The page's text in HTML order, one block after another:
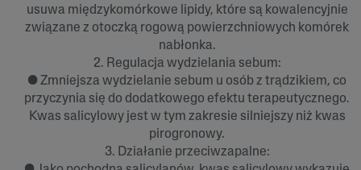
usuwa międzykomórkowe lipidy, które są kowalencyjnie
związane z otoczką rogową powierzchniowych komórek
nabłonka.
2. Regulacja wydzielania sebum:
● Zmniejsza wydzielanie sebum u osób z trądzikiem, co
przyczynia się do dodatkowego efektu terapeutycznego.
Kwas salicylowy jest w tym zakresie silniejszy niż kwas
pirogronowy.
3. Działanie przeciwzapalne: